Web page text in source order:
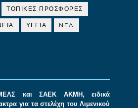
ΤΟΠΙΚΕΣ ΠΡΟΣΦΟΡΕΣ
ΥΓΕΙΑ NEA
και ΣΑΕΚ ΑΚΜΗ, ειδικά
για τα στελέχη του Λιμενικού